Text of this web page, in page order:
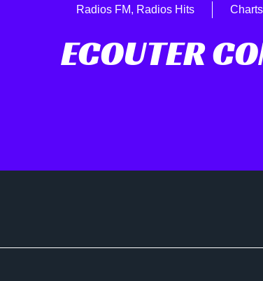
Radios FM, Radios Hits Charts
ECOUTER